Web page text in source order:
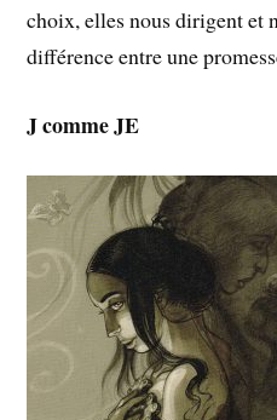
choix, elles nous dirigent et
différence entre une
J comme JE